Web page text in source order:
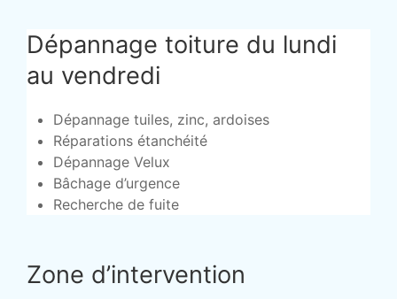
Dépannage toiture du lundi
au vendredi
Dépannage tuiles, zinc, ardoises
Réparations étanchéité
Dépannage Velux
Bâchage d’urgence
Recherche de fuite
Zone d’intervention